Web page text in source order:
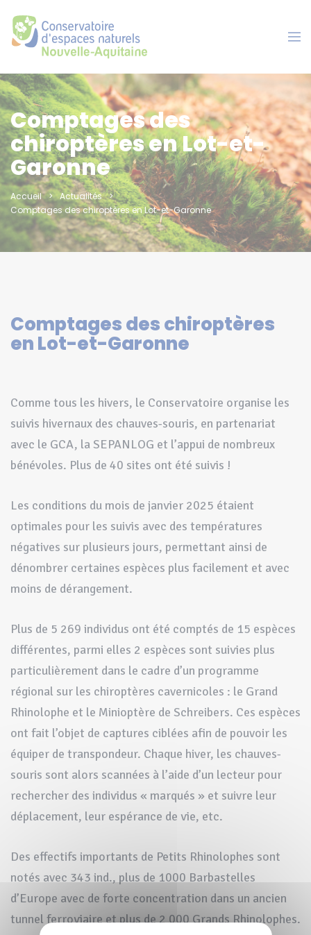
Comptages des
chiroptères en Lot-et-
Garonne
Accueil
Actualités
Comptages des chiroptères en Lot-et-Garonne
Comptages des chiroptères
en Lot-et-Garonne
Comme tous les hivers, le Conservatoire organise les
suivis hivernaux des chauves-souris, en partenariat
avec le GCA, la SEPANLOG et l’appui de nombreux
bénévoles. Plus de 40 sites ont été suivis !
Les conditions du mois de janvier 2025 étaient
optimales pour les suivis avec des températures
négatives sur plusieurs jours, permettant ainsi de
dénombrer certaines espèces plus facilement et avec
moins de dérangement.
Plus de 5 269 individus ont été comptés de 15 espèces
différentes, parmi elles 2 espèces sont suivies plus
particulièrement dans le cadre d’un programme
régional sur les chiroptères cavernicoles : le Grand
Rhinolophe et le Minioptère de Schreibers. Ces espèces
ont fait l’objet de captures ciblées afin de pouvoir les
équiper de transpondeur. Chaque hiver, les chauves-
souris sont alors scannées à l’aide d’un lecteur pour
rechercher des individus « marqués » et suivre leur
déplacement, leur espérance de vie, etc.
Des effectifs importants de Petits Rhinolophes sont
notés avec 343 ind., plus de 1000 Barbastelles
d’Europe avec de forte concentration dans un ancien
tunnel ferroviaire et plus de 2 000 Grands Rhinolophes.